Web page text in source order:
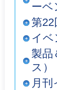
ーベ
第22
イベ
製品
ス）
月